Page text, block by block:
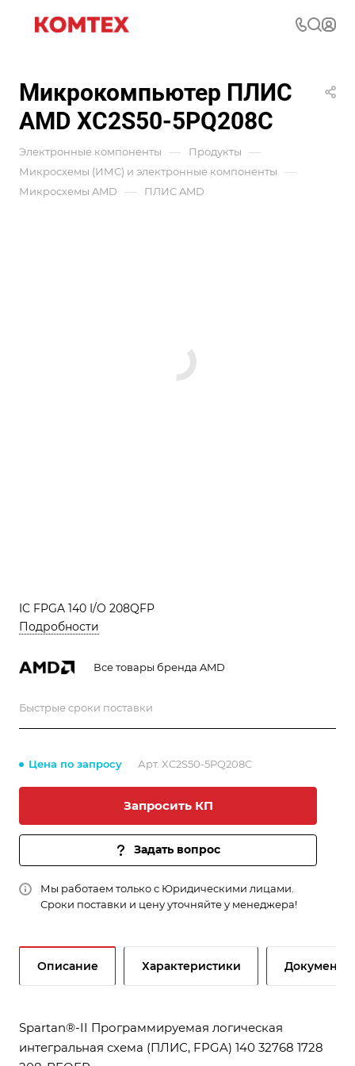
Микрокомпьютер ПЛИС
AMD XC2S50-5PQ208C
Электронные компоненты — Продукты —
Микросхемы (ИМС) и электронные компоненты —
Микросхемы AMD — ПЛИС AMD
IC FPGA 140 I/O 208QFP
Подробности
Все товары бренда AMD
Быстрые сроки поставки
Цена по запросу Арт. XC2S50-5PQ208C
Запросить КП
Задать вопрос
Мы работаем только с Юридическими лицами.
Сроки поставки и цену уточняйте у менеджера!
Описание Характеристики Документы
Spartan®-II Программируемая логическая
интегральная схема (ПЛИС, FPGA) 140 32768 1728